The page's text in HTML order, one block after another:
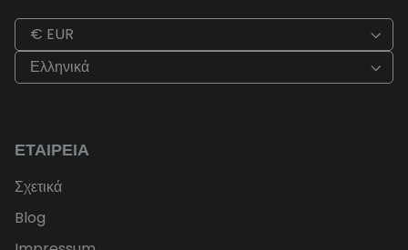
€ EUR
Ελληνικά
ΕΤΑΙΡΕΊΑ
Σχετικά
Blog